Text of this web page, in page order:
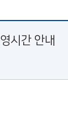
시간 안내